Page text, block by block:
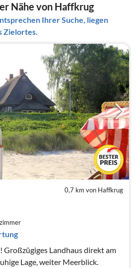
Nähe von Haffkrug
Ihrer Suche, liegen
Zielortes.
0,7 km von Haffkrug
Großzügiges Landhaus direkt am
Lage, weiter Meerblick.